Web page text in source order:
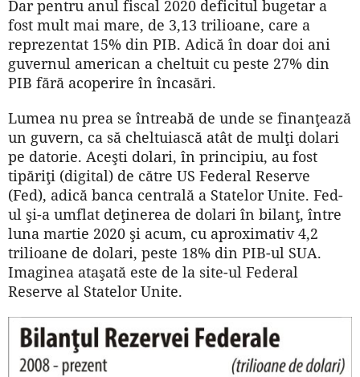
Dar pentru anul fiscal 2020 deficitul bugetar a
fost mult mai mare, de 3,13 trilioane, care a
reprezentat 15% din PIB. Adică în doar doi ani
guvernul american a cheltuit cu peste 27% din
PIB fără acoperire în încasări.
Lumea nu prea se întreabă de unde se finanţează
un guvern, ca să cheltuiască atât de mulţi dolari
pe datorie. Aceşti dolari, în principiu, au fost
tipăriţi (digital) de către US Federal Reserve
(Fed), adică banca centrală a Statelor Unite. Fed-
ul şi-a umflat deţinerea de dolari în bilanţ, între
luna martie 2020 şi acum, cu aproximativ 4,2
trilioane de dolari, peste 18% din PIB-ul SUA.
Imaginea ataşată este de la site-ul Federal
Reserve al Statelor Unite.